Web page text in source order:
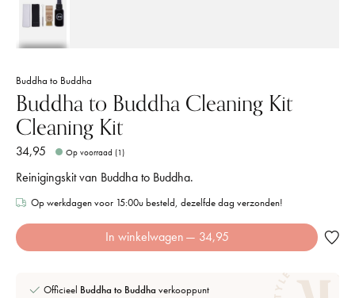
Buddha to Buddha
Buddha to Buddha Cleaning Kit
Cleaning Kit
34,95 Op voorraad (1)
Reinigingskit van Buddha to Buddha.
Op werkdagen voor 15:00u besteld, dezelfde dag verzonden!
In winkelwagen — 34,95
Officieel Buddha to Buddha verkooppunt